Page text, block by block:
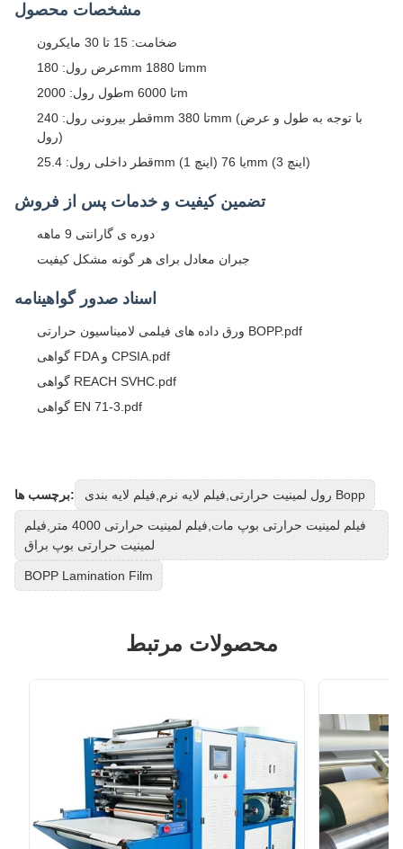
مشخصات محصول
ضخامت: 15 تا 30 مایکرون
عرض رول: 180mm تا 1880mm
طول رول: 2000m تا 6000m
قطر بیرونی رول: 240mm تا 380mm (با توجه به طول و عرض
رول)
قطر داخلی رول: 25.4mm (1 اینچ) یا 76mm (3 اینچ)
تضمین کیفیت و خدمات پس از فروش
دوره ی گارانتی 9 ماهه
جبران معادل برای هر گونه مشکل کیفیت
اسناد صدور گواهینامه
ورق داده های فیلمی لامیناسیون حرارتی BOPP.pdf
گواهی FDA و CPSIA.pdf
گواهی REACH SVHC.pdf
گواهی EN 71-3.pdf
برچسب ها: رول لمینیت حرارتی,فیلم لایه نرم,فیلم لایه بندی Bopp
فیلم لمینیت حرارتی بوپ مات,فیلم لمینیت حرارتی 4000 متر,فیلم
لمینیت حرارتی بوپ براق
BOPP Lamination Film
محصولات مرتبط